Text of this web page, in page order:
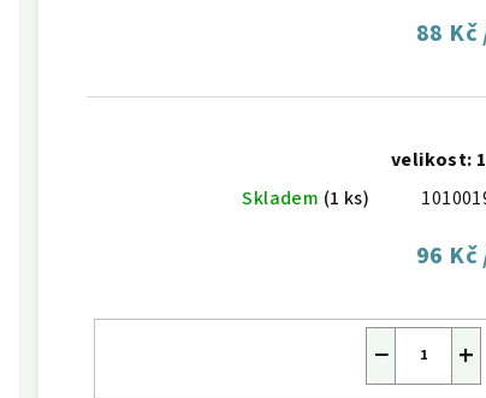
88 Kč
velikost:
Skladem (1 ks)
96 Kč
+
−